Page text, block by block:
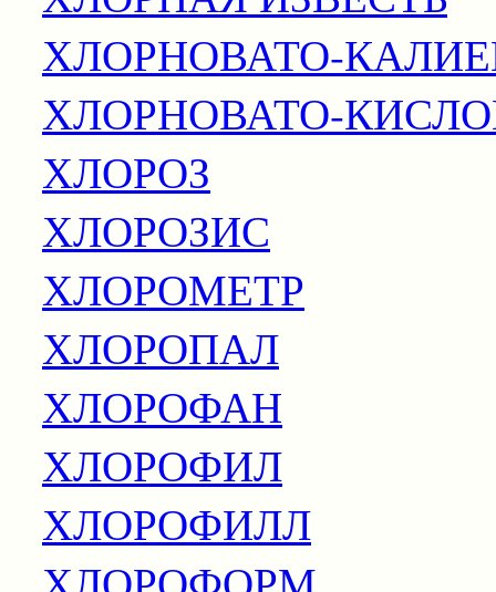
ХЛОРНОВАТО-
ХЛОРНОВАТО-
ХЛОРОЗ
ХЛОРОЗИС
ХЛОРОМЕТР
ХЛОРОПАЛ
ХЛОРОФАН
ХЛОРОФИЛ
ХЛОРОФИЛЛ